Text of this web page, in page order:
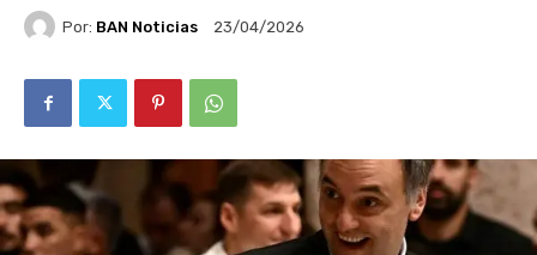
Por: BAN Noticias 23/04/2026